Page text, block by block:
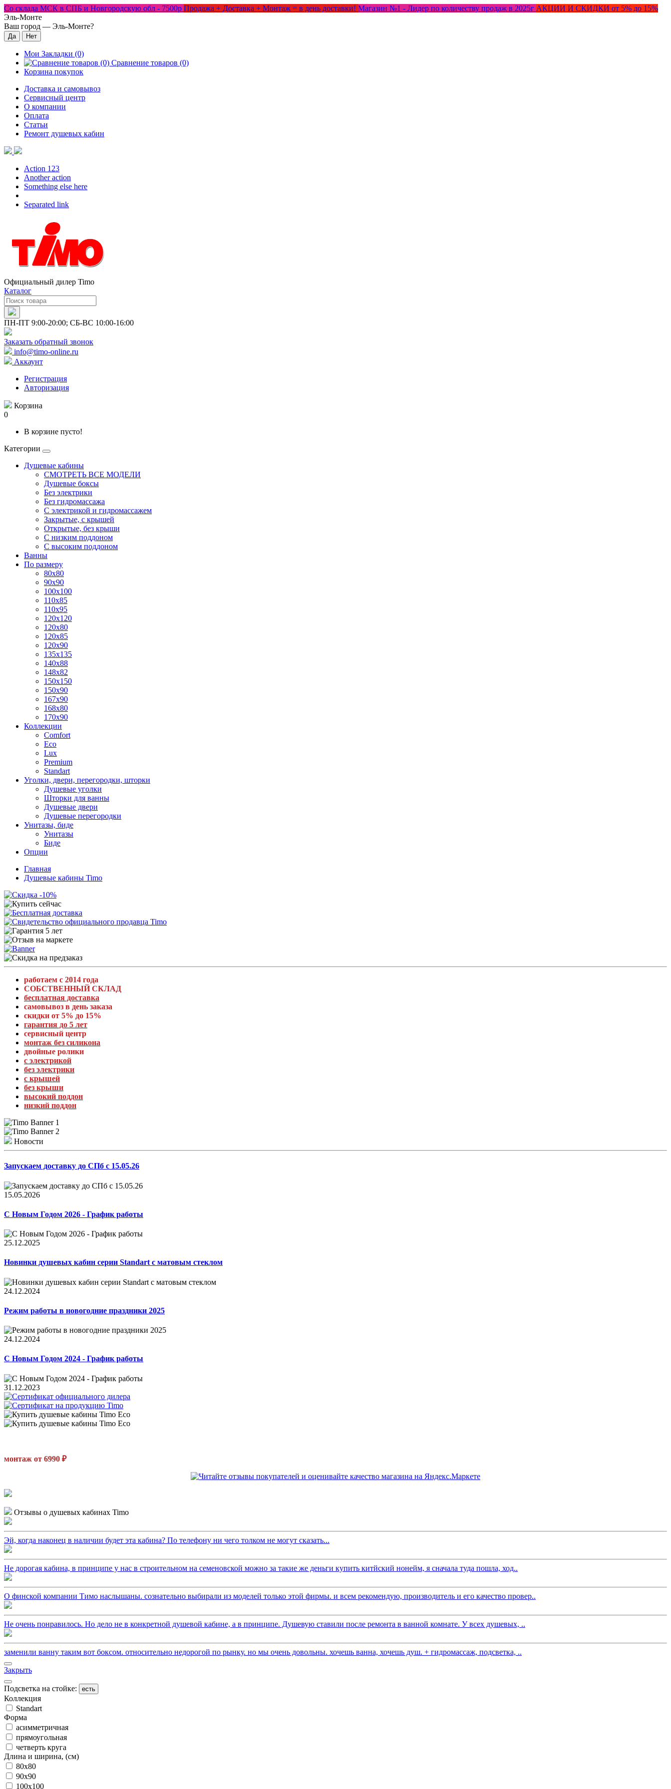
Со склада МСК в СПБ и Новгородскую обл - 7500р Продажа + Доставка + Монтаж = в день доставки! Магазин №1 - Лидер по количеству продаж в 2025г АКЦИИ И СКИДКИ от 5% до 15%
Эль-Монте
Ваш город — Эль-Монте?
Мои Закладки (0)
Сравнение товаров (0)
Корзина покупок
Доставка и самовывоз
Сервисный центр
О компании
Оплата
Статьи
Ремонт душевых кабин
Action 123
Another action
Something else here
Separated link
Официальный дилер Timo
Каталог
ПН-ПТ 9:00-20:00; СБ-ВС 10:00-16:00
Заказать обратный звонок
info@timo-online.ru
Аккаунт
Регистрация
Авторизация
Корзина
0
В корзине пусто!
Категории
Душевые кабины
СМОТРЕТЬ ВСЕ МОДЕЛИ
Душевые боксы
Без электрики
Без гидромассажа
С электрикой и гидромассажем
Закрытые, с крышей
Открытые, без крыши
С низким поддоном
С высоким поддоном
Ванны
По размеру
80x80
90x90
100x100
110x85
110x95
120x120
120x80
120x85
120x90
135x135
140x88
148x82
150x150
150x90
167x90
168x80
170x90
Коллекции
Comfort
Eco
Lux
Premium
Standart
Уголки, двери, перегородки, шторки
Душевые уголки
Шторки для ванны
Душевые двери
Душевые перегородки
Унитазы, биде
Унитазы
Биде
Опции
Главная
Душевые кабины Timo
работаем с 2014 года
СОБСТВЕННЫЙ СКЛАД
бесплатная доставка
самовывоз в день заказа
скидки от 5% до 15%
гарантия до 5 лет
сервисный центр
монтаж без силикона
двойные ролики
с электрикой
без электрики
с крышей
без крыши
высокий поддон
низкий поддон
Новости
Запускаем доставку до СПб с 15.05.26
15.05.2026
С Новым Годом 2026 - График работы
25.12.2025
Новинки душевых кабин серии Standart с матовым стеклом
24.12.2024
Режим работы в новогодние праздники 2025
24.12.2024
С Новым Годом 2024 - График работы
31.12.2023
монтаж от 6990 ₽
Отзывы о душевых кабинах Timo
Эй, когда наконец в наличии будет эта кабина? По телефону ни чего толком не могут сказать...
Не дорогая кабина, в принципе у нас в строительном на семеновской можно за такие же деньги купить китйский нонейм, я сначала туда пошла, ход..
О финской компании Тимо наслышаны. сознательно выбирали из моделей только этой фирмы. и всем рекомендую, производитель и его качество провер..
Не очень понравилось. Но дело не в конкретной душевой кабине, а в принципе. Душевую ставили после ремонта в ванной комнате. У всех душевых, ..
заменили ванну таким вот боксом. относительно недорогой по рынку. но мы очень довольны. хочешь ванна, хочешь душ. + гидромассаж, подсветка, ..
Закрыть
Подсветка на стойке: есть
Коллекция
Standart
Форма
асимметричная
прямоугольная
четверть круга
Длина и ширина, (см)
80x80
90x90
100x100